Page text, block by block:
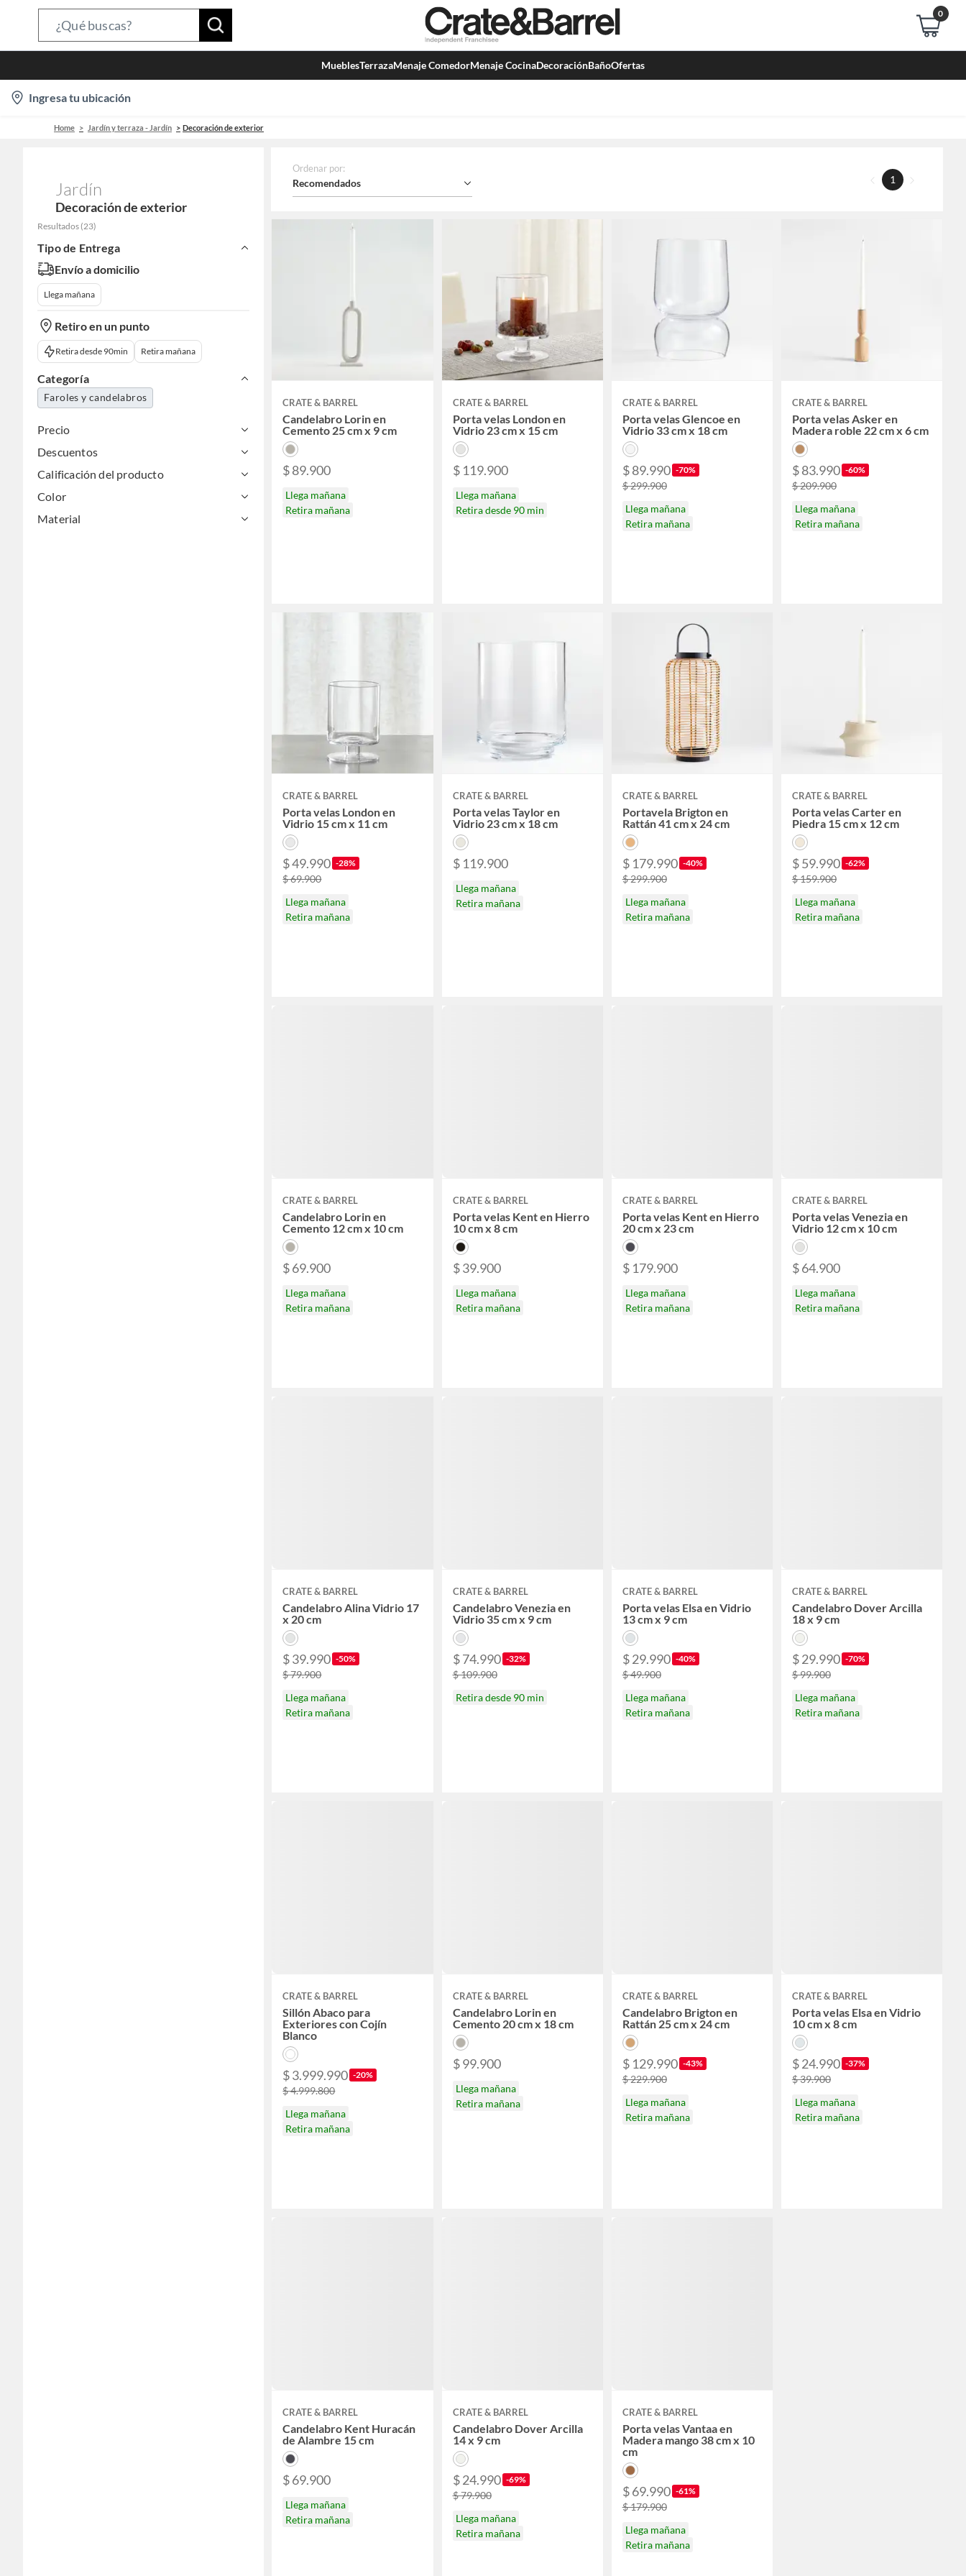
Bar
0
MueblesTerrazaMenaje ComedorMenaje CocinaDecoraciónBañoOfertas
location-
icon
Ingresa tu ubicación
Home Jardín y terraza - Jardín Decoración de exterior
Jardín
Decoración de exterior
Resultados (23)
Tipo de Entrega
Envío a domicilio
Llega mañana
Retiro en un punto
Retira desde 90min Retira mañana
Categoría
Faroles y candelabros
Precio
Descuentos
Calificación del producto
Color
Material
Ordenar por:
Recomendados 1
CRATE & BARREL
Candelabro Lorin en
Cemento 25 cm x 9 cm
$ 89.900
Llega mañana
Retira mañana
CRATE & BARREL
Porta velas London en
Vidrio 23 cm x 15 cm
$ 119.900
Llega mañana
Retira desde 90 min
CRATE & BARREL
Porta velas Glencoe en
Vidrio 33 cm x 18 cm
$ 89.990 -70%
$ 299.900
Llega mañana
Retira mañana
CRATE & BARREL
Porta velas Asker en
Madera roble 22 cm x 6 cm
$ 83.990 -60%
$ 209.900
Llega mañana
Retira mañana
CRATE & BARREL
Porta velas London en
Vidrio 15 cm x 11 cm
$ 49.990 -28%
$ 69.900
Llega mañana
Retira mañana
CRATE & BARREL
Porta velas Taylor en
Vidrio 23 cm x 18 cm
$ 119.900
Llega mañana
Retira mañana
CRATE & BARREL
Portavela Brigton en
Rattán 41 cm x 24 cm
$ 179.990 -40%
$ 299.900
Llega mañana
Retira mañana
CRATE & BARREL
Porta velas Carter en
Piedra 15 cm x 12 cm
$ 59.990 -62%
$ 159.900
Llega mañana
Retira mañana
CRATE & BARREL
Candelabro Lorin en
Cemento 12 cm x 10 cm
$ 69.900
Llega mañana
Retira mañana
CRATE & BARREL
Porta velas Kent en Hierro
10 cm x 8 cm
$ 39.900
Llega mañana
Retira mañana
CRATE & BARREL
Porta velas Kent en Hierro
20 cm x 23 cm
$ 179.900
Llega mañana
Retira mañana
CRATE & BARREL
Porta velas Venezia en
Vidrio 12 cm x 10 cm
$ 64.900
Llega mañana
Retira mañana
CRATE & BARREL
Candelabro Alina Vidrio 17
x 20 cm
$ 39.990 -50%
$ 79.900
Llega mañana
Retira mañana
CRATE & BARREL
Candelabro Venezia en
Vidrio 35 cm x 9 cm
$ 74.990 -32%
$ 109.900
Retira desde 90 min
CRATE & BARREL
Porta velas Elsa en Vidrio
13 cm x 9 cm
$ 29.990 -40%
$ 49.900
Llega mañana
Retira mañana
CRATE & BARREL
Candelabro Dover Arcilla
18 x 9 cm
$ 29.990 -70%
$ 99.900
Llega mañana
Retira mañana
CRATE & BARREL
Sillón Abaco para
Exteriores con Cojín
Blanco
$ 3.999.990 -20%
$ 4.999.800
Llega mañana
Retira mañana
CRATE & BARREL
Candelabro Lorin en
Cemento 20 cm x 18 cm
$ 99.900
Llega mañana
Retira mañana
CRATE & BARREL
Candelabro Brigton en
Rattán 25 cm x 24 cm
$ 129.990 -43%
$ 229.900
Llega mañana
Retira mañana
CRATE & BARREL
Porta velas Elsa en Vidrio
10 cm x 8 cm
$ 24.990 -37%
$ 39.900
Llega mañana
Retira mañana
CRATE & BARREL
Candelabro Kent Huracán
de Alambre 15 cm
$ 69.900
Llega mañana
Retira mañana
CRATE & BARREL
Candelabro Dover Arcilla
14 x 9 cm
$ 24.990 -69%
$ 79.900
Llega mañana
Retira mañana
CRATE & BARREL
Porta velas Vantaa en
Madera mango 38 cm x 10
cm
$ 69.990 -61%
$ 179.900
Llega mañana
Retira mañana